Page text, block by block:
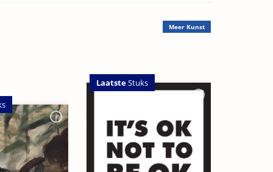
Meer Kunst
LaatsteStuks